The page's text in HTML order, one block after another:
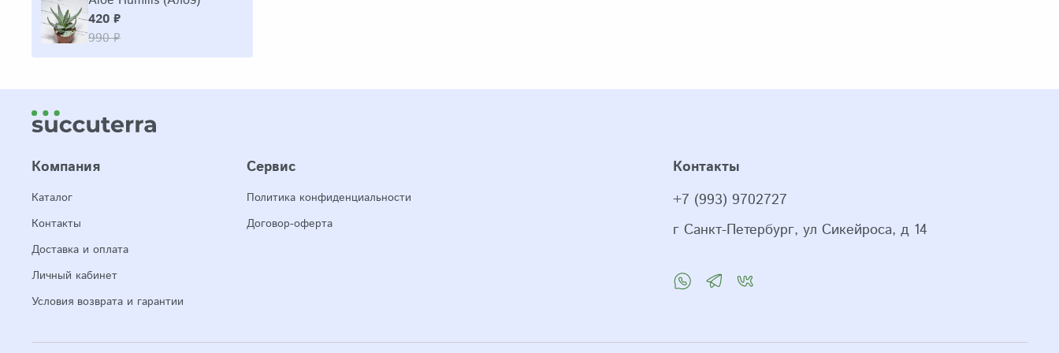
420 ₽
990 ₽
Компания
Каталог
Контакты
Доставка и оплата
Личный кабинет
Условия возврата и гарантии
Сервис
Политика конфиденциальности
Договор-оферта
Контакты
+7 (993) 9702727
г Санкт-Петербург, ул Сикейроса, д 14